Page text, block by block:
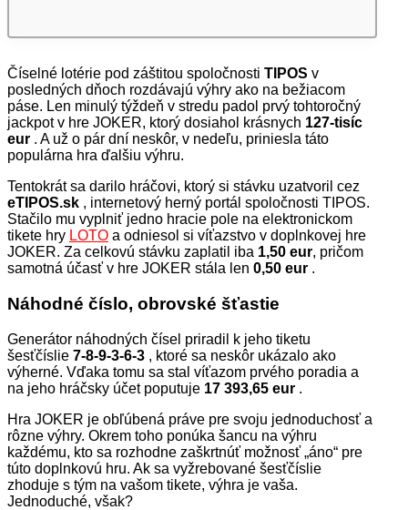
Číselné lotérie pod záštitou spoločnosti TIPOS v
posledných dňoch rozdávajú výhry ako na bežiacom
páse. Len minulý týždeň v stredu padol prvý tohtoročný
jackpot v hre JOKER, ktorý dosiahol krásnych 127-tisíc
eur . A už o pár dní neskôr, v nedeľu, priniesla táto
populárna hra ďalšiu výhru.
Tentokrát sa darilo hráčovi, ktorý si stávku uzatvoril cez
eTIPOS.sk , internetový herný portál spoločnosti TIPOS.
Stačilo mu vyplniť jedno hracie pole na elektronickom
tikete hry LOTO a odniesol si víťazstvo v doplnkovej hre
JOKER. Za celkovú stávku zaplatil iba 1,50 eur, pričom
samotná účasť v hre JOKER stála len 0,50 eur .
Náhodné číslo, obrovské šťastie
Generátor náhodných čísel priradil k jeho tiketu
šesťčíslie 7-8-9-3-6-3 , ktoré sa neskôr ukázalo ako
výherné. Vďaka tomu sa stal víťazom prvého poradia a
na jeho hráčsky účet poputuje 17 393,65 eur .
Hra JOKER je obľúbená práve pre svoju jednoduchosť a
rôzne výhry. Okrem toho ponúka šancu na výhru
každému, kto sa rozhodne zaškrtnúť možnosť „áno“ pre
túto doplnkovú hru. Ak sa vyžrebované šesťčíslie
zhoduje s tým na vašom tikete, výhra je vaša.
Jednoduché, však?